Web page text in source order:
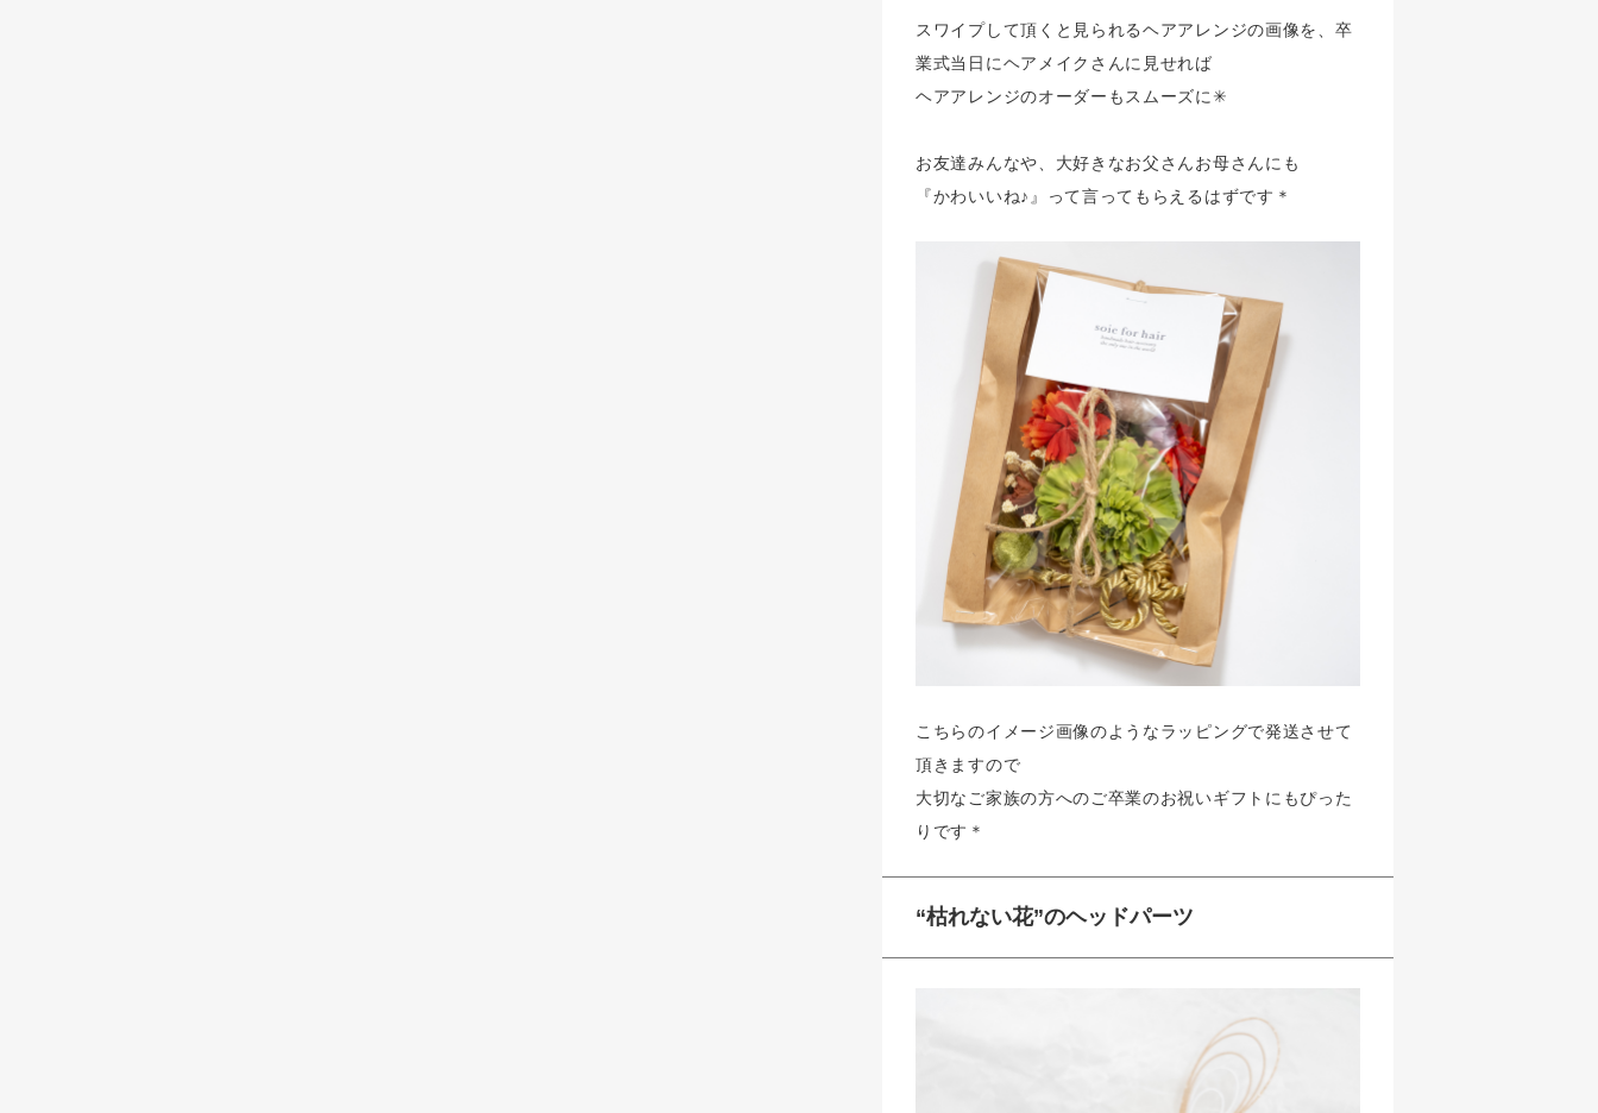
スワイプして頂くと見られるヘアアレンジの画像を、卒
業式当日にヘアメイクさんに見せれば
ヘアアレンジのオーダーもスムーズに✳︎
お友達みんなや、大好きなお父さんお母さんにも
『かわいいね♪』って言ってもらえるはずです＊
こちらのイメージ画像のようなラッピングで発送させて
頂きますので
大切なご家族の方へのご卒業のお祝いギフトにもぴった
りです＊
“枯れない花”のヘッドパーツ